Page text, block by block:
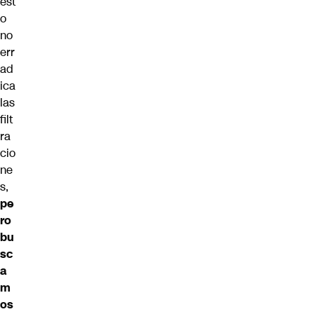
o
no
err
ad
ica
las
filt
ra
cio
ne
s,
pe
ro
bu
sc
a
m
os